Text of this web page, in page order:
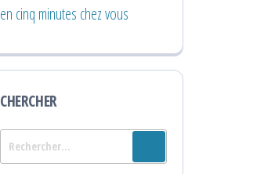
en cinq minutes chez vous
CHERCHER
Rechercher :